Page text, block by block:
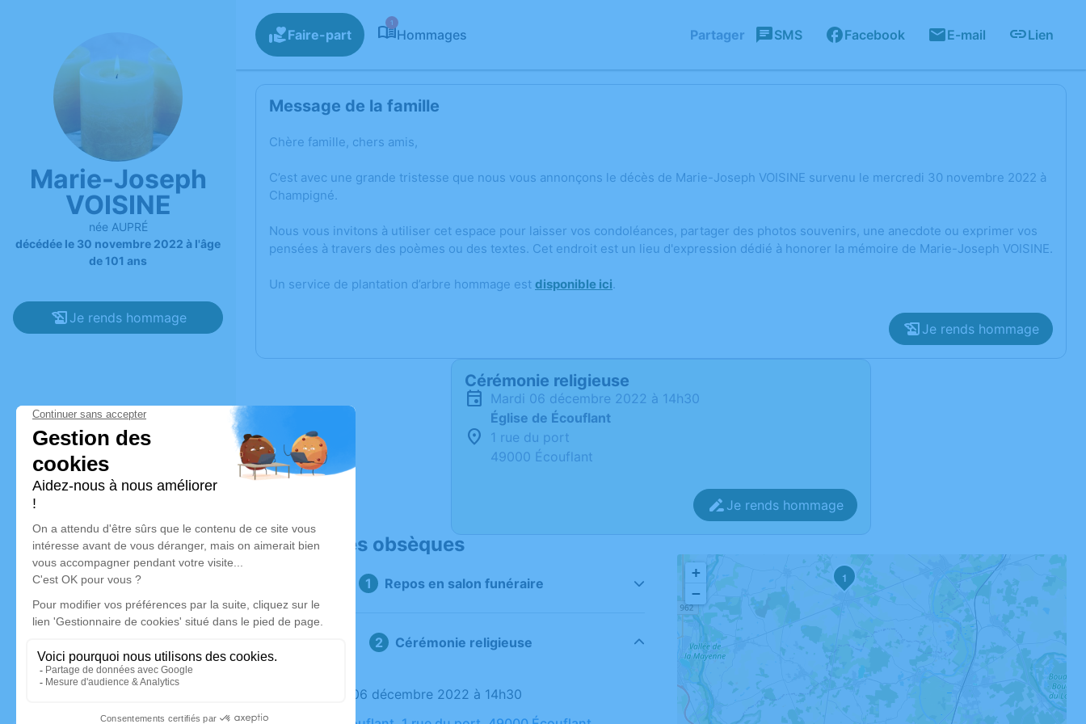
Marie-Joseph
VOISINE
née AUPRÉ
décédée le 30 novembre 2022 à l'âge
de 101 ans
Je rends hommage
Faire-part
1
Hommages Partager SMS Facebook E-mail Lien
Message de la famille
Chère famille, chers amis,
C’est avec une grande tristesse que nous vous annonçons le décès de Marie-Joseph VOISINE survenu le mercredi 30 novembre 2022 à
Champigné.
Nous vous invitons à utiliser cet espace pour laisser vos condoléances, partager des photos souvenirs, une anecdote ou exprimer vos
pensées à travers des poèmes ou des textes. Cet endroit est un lieu d'expression dédié à honorer la mémoire de Marie-Joseph VOISINE.
Un service de plantation d’arbre hommage est disponible ici.
Je rends hommage
Cérémonie religieuse
mardi 06 décembre 2022 à 14h30
Église de Écouflant
1 rue du port
49000 Écouflant
Je rends hommage
Déroulé des obsèques
Repos en salon funéraire
Cérémonie religieuse
Le mardi 06 décembre 2022 à 14h30
1
+
−